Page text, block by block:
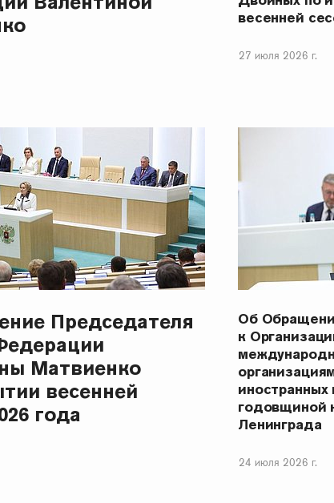
весенней
27 июля 2026 г.
Председателя
Матвиенко
весенней
года
Об
к
иностранных
годовщиной
Ленинграда
24 июля 2026 г.